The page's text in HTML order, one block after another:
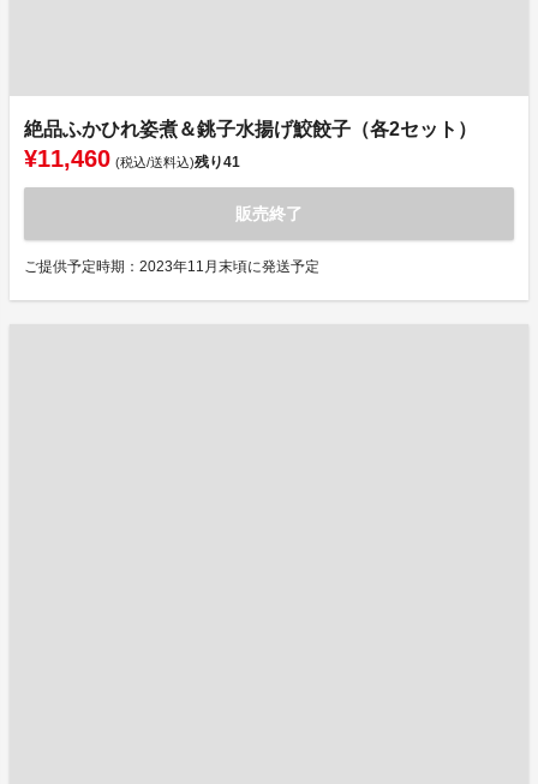
絶品ふかひれ姿煮＆銚子水揚げ鮫餃子（各2セット）
¥11,460 (税込/送料込)残り41
販売終了
ご提供予定時期：2023年11月末頃に発送予定